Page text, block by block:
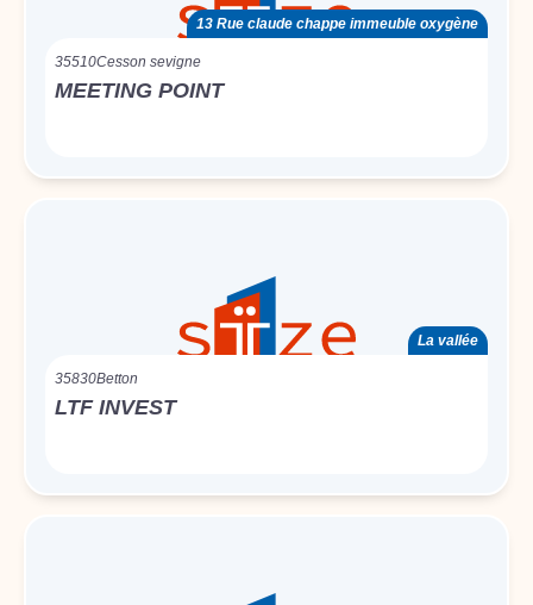
13 Rue claude chappe immeuble oxygène
35510Cesson sevigne
MEETING POINT
La vallée
35830Betton
LTF INVEST